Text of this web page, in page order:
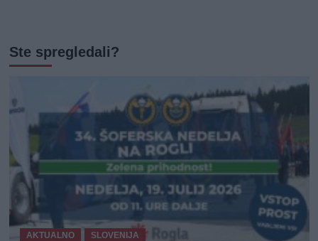
Ste spregledali?
AKTUALNO SLOVENIJA